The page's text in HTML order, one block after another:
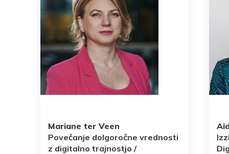
Mariane ter Veen
Povečanje dolgoročne vrednosti
z digitalno trajnostjo /